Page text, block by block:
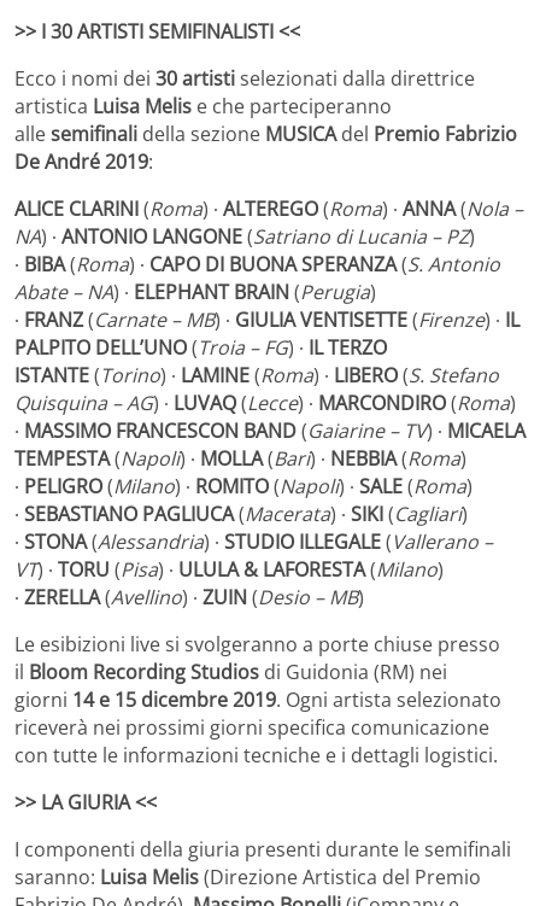
>> I 30 ARTISTI SEMIFINALISTI <<
Ecco i nomi dei 30 artistiselezionati dalla direttrice
artistica Luisa Melis e che parteciperanno
allesemifinali della sezione MUSICAdel Premio Fabrizio
De André 2019:
ALICE CLARINI(Roma) ∙ ALTEREGO(Roma) ∙ ANNA(Nola –
NA) ∙ ANTONIO LANGONE(Satriano di Lucania – PZ)
∙ BIBA(Roma) ∙ CAPO DI BUONA SPERANZA(S. Antonio
Abate – NA) ∙ ELEPHANT BRAIN(Perugia)
∙ FRANZ(Carnate – MB) ∙ GIULIAVENTISETTE(Firenze) ∙ IL
PALPITO DELL’UNO(Troia – FG) ∙ IL TERZO
ISTANTE(Torino) ∙ LAMINE(Roma) ∙ LIBERO(S. Stefano
Quisquina – AG) ∙ LUVAQ(Lecce) ∙ MARCONDIRO(Roma)
∙ MASSIMO FRANCESCON BAND(Gaiarine – TV) ∙ MICAELA
TEMPESTA(Napoli) ∙ MOLLA(Bari) ∙ NEBBIA(Roma)
∙ PELIGRO(Milano) ∙ ROMITO(Napoli) ∙ SALE(Roma)
∙ SEBASTIANO PAGLIUCA(Macerata) ∙ SIKI(Cagliari)
∙ STONA(Alessandria) ∙ STUDIO ILLEGALE(Vallerano –
VT) ∙ TORU (Pisa) ∙ ULULA & LAFORESTA(Milano)
∙ ZERELLA(Avellino) ∙ ZUIN(Desio – MB)
Le esibizioni live si svolgeranno a porte chiuse presso
il Bloom Recording Studios di Guidonia (RM) nei
giorni 14 e 15 dicembre 2019. Ogni artista selezionato
riceverà nei prossimi giorni specifica comunicazione
con tutte le informazioni tecniche e i dettagli logistici.
>> LA GIURIA <<
I componenti della giuria presenti durante le semifinali
saranno: Luisa Melis(Direzione Artistica del Premio